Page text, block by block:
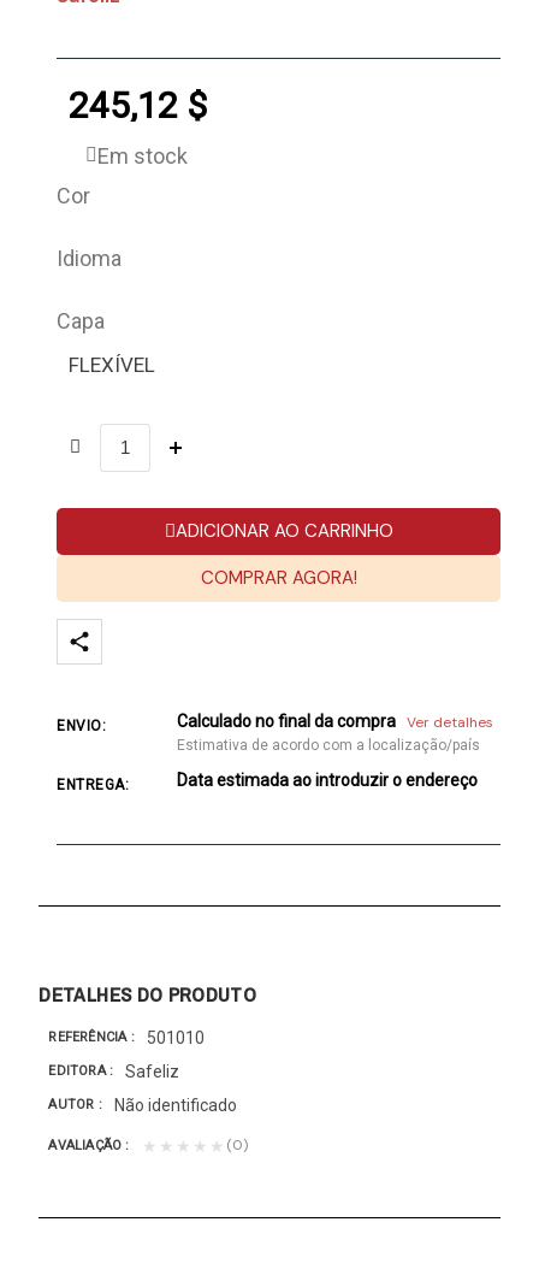
245,12 $
Em stock
Cor
Idioma
Capa
FLEXÍVEL
ADICIONAR AO CARRINHO
COMPRAR AGORA!
ENVIO: Calculado no final da compra Ver detalhes
Estimativa de acordo com a localização/país
ENTREGA: Data estimada ao introduzir o endereço
DETALHES DO PRODUTO
REFERÊNCIA 501010
EDITORA Safeliz
AUTOR Não identificado
AVALIAÇÃO ★★★★★ (0)